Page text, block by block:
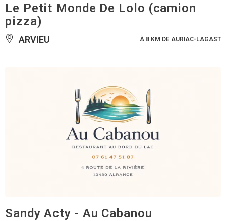
Le Petit Monde De Lolo (camion
pizza)
ARVIEU À 8 KM DE AURIAC-LAGAST
Sandy Acty - Au Cabanou